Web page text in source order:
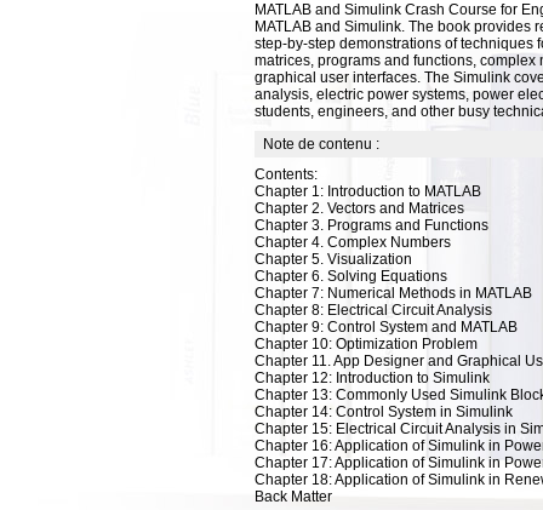
MATLAB and Simulink Crash Course for
MATLAB and Simulink. The book
step-by-step demonstrations of techniques
matrices, programs and functions,
graphical user interfaces. The Simulink
analysis, electric power systems, power
students, engineers, and other busy
Note de contenu :
Contents:
Chapter 1: Introduction to MATLAB
Chapter 2. Vectors and Matrices
Chapter 3. Programs and Functions
Chapter 4. Complex Numbers
Chapter 5. Visualization
Chapter 6. Solving Equations
Chapter 7: Numerical Methods in MATLAB
Chapter 8: Electrical Circuit Analysis
Chapter 9: Control System and MATLAB
Chapter 10: Optimization Problem
Chapter 11. App Designer and Graphical
Chapter 12: Introduction to Simulink
Chapter 13: Commonly Used Simulink
Chapter 14: Control System in Simulink
Chapter 15: Electrical Circuit Analysis in
Chapter 16: Application of Simulink in
Chapter 17: Application of Simulink in
Chapter 18: Application of Simulink in
Back Matter